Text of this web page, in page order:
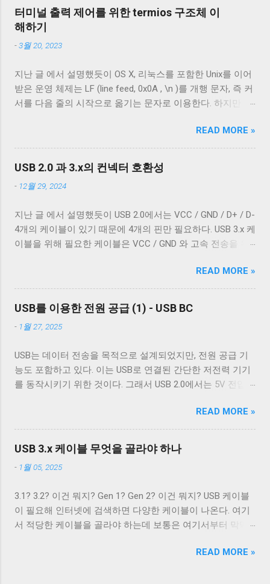
도 어떤 케이블은 데이터 통신이 안 되고 어떤 케이블은 데이
터 통신이 가능하다. 이런 차이는 케이블 내부 구성에 따라 발
생한다. 이번 글에서는 USB 2.0 케이블의 내부를 통해 USB 케
이블에 대해 자세히 알아보겠다. Micro-B 케이블의 편조 차폐
2.0 케이블의 피복을 벗겨낸 것이다. 절연체 아래로 금속 선이
있는 것을 알 수 있다. 이 선들은 금속 선이지만 전선은 아니
다. 이 선은 전자기 차폐를 목적으로 들어간 금속 선이다. 실
는 두 종류의 차폐가 사용됐다. 하나는 얇은 금속 호일이고,
다른 하나는 얇은 도체의 가닥으로 이루어져 있다. 전자는 보
통 호일 차폐(Foil Shielding)라고 부르고 후자는 편조 차폐
다. 보통 편조 차폐가 저주파수 전자기파를 차단하는 것에 효
과적이고, 호일 차폐가 고주파수 전자기파를 차단하는 데 효
과적이다. USB 3.0의 고속 전송 케이블은 이 두 차폐를 사용하
항이다. 하지만 어지간한 싸구려 케이블을 쓰지 않는 한 요즘
이블이 ...
터미널 출력 제어를 위한 termios 구조체 이
해하기
-3월 20, 2023
지난 글 에서 설명했듯이 OS X, 리눅스를 포함한 Unix를 이어
받은 운영 체제는 LF (line feed, 0x0A , \n )를 개행 문자, 즉 커
서를 다음 줄의 시작으로 옮기는 문자로 이용한다. 하지만 표
커서를 줄의 처음으로 이동하지 않는다. 파일을 항상 운영 체
제에 종속적인 애플리케이션을 통해서만 접근한다면 표준과
다른 동작은 문제되지 않는다. 하지만 파일과 입출력의 구분
이 없는 유닉스 계열에서 파일과 프로세스의 입출력이 상호
작용할 때 이 차이는 문제될 수 있다. 이 차이를 다루기 위해
하기 위한 플래그가 POSIX.1 표준이 정의 하는 termios 구조
체의 c_oflag 다. c_oflag 는 터미널이 받은 문자를 출력하기
전에 어떤 후처리를 할지에 대한 플래그다. c_oflag에서 가장
말지에 대한 플래그로 OPOST 가 꺼져있으면 다른 플래그와
상관없이 터미널은 받은 문자열을 그대로 보여준다. 이 플래
그를 끄는 경우는 거의 없다. 하지만 터미널을 텍스트를 보여
서 원하는대로 동작할 수 있게 해주는 플래그는 ONLCR 이다.
ONLCR 이 켜져 있으면 터미널은 출력을 해석할 때 NL 을
CRNL 로 해석한다. 즉, Unix에서도 ONLCR 이 꺼져있다면, LF
위치의 다음 줄로 이동한다. Unix 계열 운영 체제에서 윈도우
할 수 있다. 이외에도 구형 Mac OS 처럼 동작하게 해주는
OCRNL 플래그나 탭문자( 0x09 , \t )를...
READ MORE »
USB 2.0 과 3.x의 컨넥터 호환성
- 12월 29, 2024
지난 글 에서 설명했듯이 USB 2.0에서는 VCC / GND / D+ / D-
4개의 케이블이 있기 때문에 4개의 핀만 필요하다. USB 3.x 케
이블을 위해 필요한 케이블은 VCC / GND 와 고속 전송을 위
에 대한 자세한 설명은 다음 기회에 하도록 하겠다.) 그리고
혹시 차폐에 쌓여있을 수 있는 노이즈를 접지로 보내 안전하
게 제거하기 위한 GND_DRAIN 케이블까지 총 7개의 케이블
이 사용된다. 이 중 VCC 와 GND 는 USB 2.0에서 사용하는 선
과 공유하기 때문에 새로운 5개의 선이 더 필요하다. 이미지
결하기 위해 USB 3.0 표준은 새로운 모양의 Type B 컨넥터를
도입했다. 기존 Type B 컨넥터는 4개의 핀만을 가지고 있고
확장할 수 없는 구조로 돼있기 때문이다. 따라서 Type B 컨넥
USB 3.0 케이블인지 쉽게 구분할 수 있다. 하지만 Type A 컨넥
터나 Type C 컨넥터는 상황이 다르다. 상하 대칭으로 24개의
핀을 가져 최대 12개의 선을 연결할 수 있는 Type C 컨넥터는
야 한다. 그렇지 않으면 다음과 같이 Type C - Type C 케이블
이지만 최대 전송 속도가 480 Mbps인 케이블을 만나게 된다.
USB 2.0 Type C 케이블도 존재한다. Type A 컨넥터는 상황이
설계됐다. 하지만 Type B와는 다르게 Type A 컨넥터는 너무
READ MORE »
USB를 이용한 전원 공급 (1) - USB BC
- 1월 27, 2025
USB는 데이터 전송을 목적으로 설계되었지만, 전원 공급 기
능도 포함하고 있다. 이는 USB로 연결된 간단한 저전력 기기
를 동작시키기 위한 것이다. 그래서 USB 2.0에서는 5V 전압과
가능하다. 하지만 이 스펙은 어디까지나 USB를 통한 데이터
통신을 하는 데 필요한 디바이스를 동작시키기 위함이지,
USB를 전원 공급을 위해 이용하려는 목적은 아니었다. 따라
서 저전력 기기가 아닌 외장 하드 같은 디바이스는 별도의 전
원 공급을 필요로 했고, USB를 통한 전원 충전은 USB가 본래
지만 iPod을 비롯한 많은 MP3 플레이어나 PMP 플레이어들
이 이를 이용한 충전 기능을 가지고 나왔다. 어차피 데이터 통
신을 위해 USB 포트가 필요하니 별도의 충전 포트를 만드는
게 만들 수 있었기 때문이다. 결국 브랜드마다 독자적인 USB
READ MORE »
USB 3.x 케이블 무엇을 골라야 하나
- 1월 05, 2025
3.1? 3.2? 이건 뭐지? Gen 1? Gen 2? 이건 뭐지? USB 케이블
이 필요해 인터넷에 검색하면 다양한 케이블이 나온다. 여기
서 적당한 케이블을 골라야 하는데 보통은 여기서부터 막막
무슨 차이가 있을까? 3.2 Gen 1은 3.1 Gen 2보다 좋은 것일
READ MORE »